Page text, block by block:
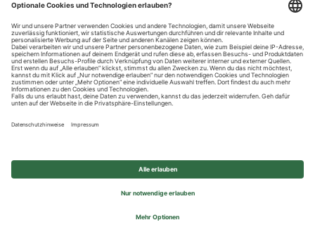
Datenschutzhinweise
Impressum
Privatsphäre-Einstellungen
© 2026 REWE Group - All rights reserved